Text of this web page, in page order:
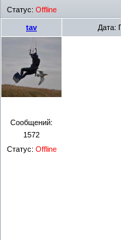
Статус: Offline
tav Дата:
Сообщений:
1572
Статус: Offline